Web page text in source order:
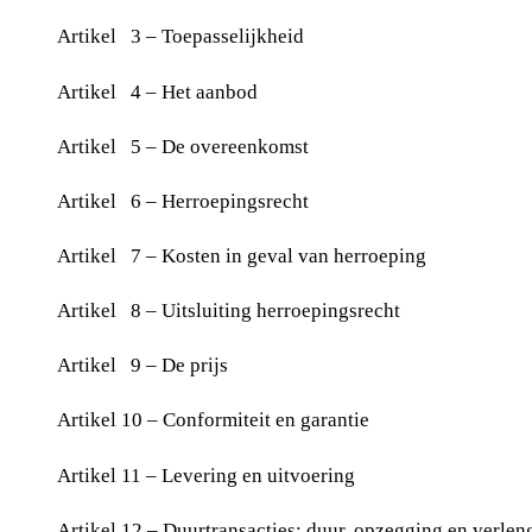
Artikel 3 – Toepasselijkheid
Artikel 4 – Het aanbod
Artikel 5 – De overeenkomst
Artikel 6 – Herroepingsrecht
Artikel 7 – Kosten in geval van herroeping
Artikel 8 – Uitsluiting herroepingsrecht
Artikel 9 – De prijs
Artikel 10 – Conformiteit en garantie
Artikel 11 – Levering en uitvoering